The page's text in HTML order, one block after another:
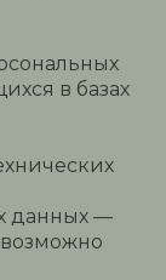
в базах
данных —